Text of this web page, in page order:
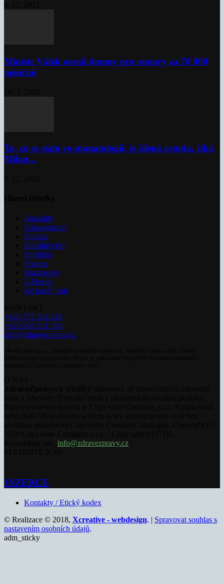
Ministr Válek ocenil domov pro seniory za 70 000
měsíčně
To, co se stalo ve stomatologii, je šílená ostuda, říká
Milan...
Aktuality
Zdravotnictví
Politika
Sociální věci
Pojištění
Pharma
Rozhovory
E-Health
Ke kávě i čaji
+420 777 264 528
+420 606 831 394
info@zdravezpravy.cz
info@zdravezpravy.cz
INZERCE
Kontakty / Etický kodex
© Realizace © 2018, Xcreative - webdesign. | Spravovat souhlas s
nastavením osobních údajů.
adm_sticky